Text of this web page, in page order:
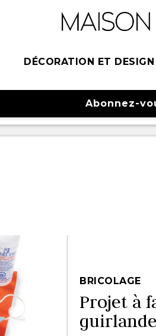
DÉCORATION ET DESIGN
Abonnez-
BRICOLAGE
Projet à